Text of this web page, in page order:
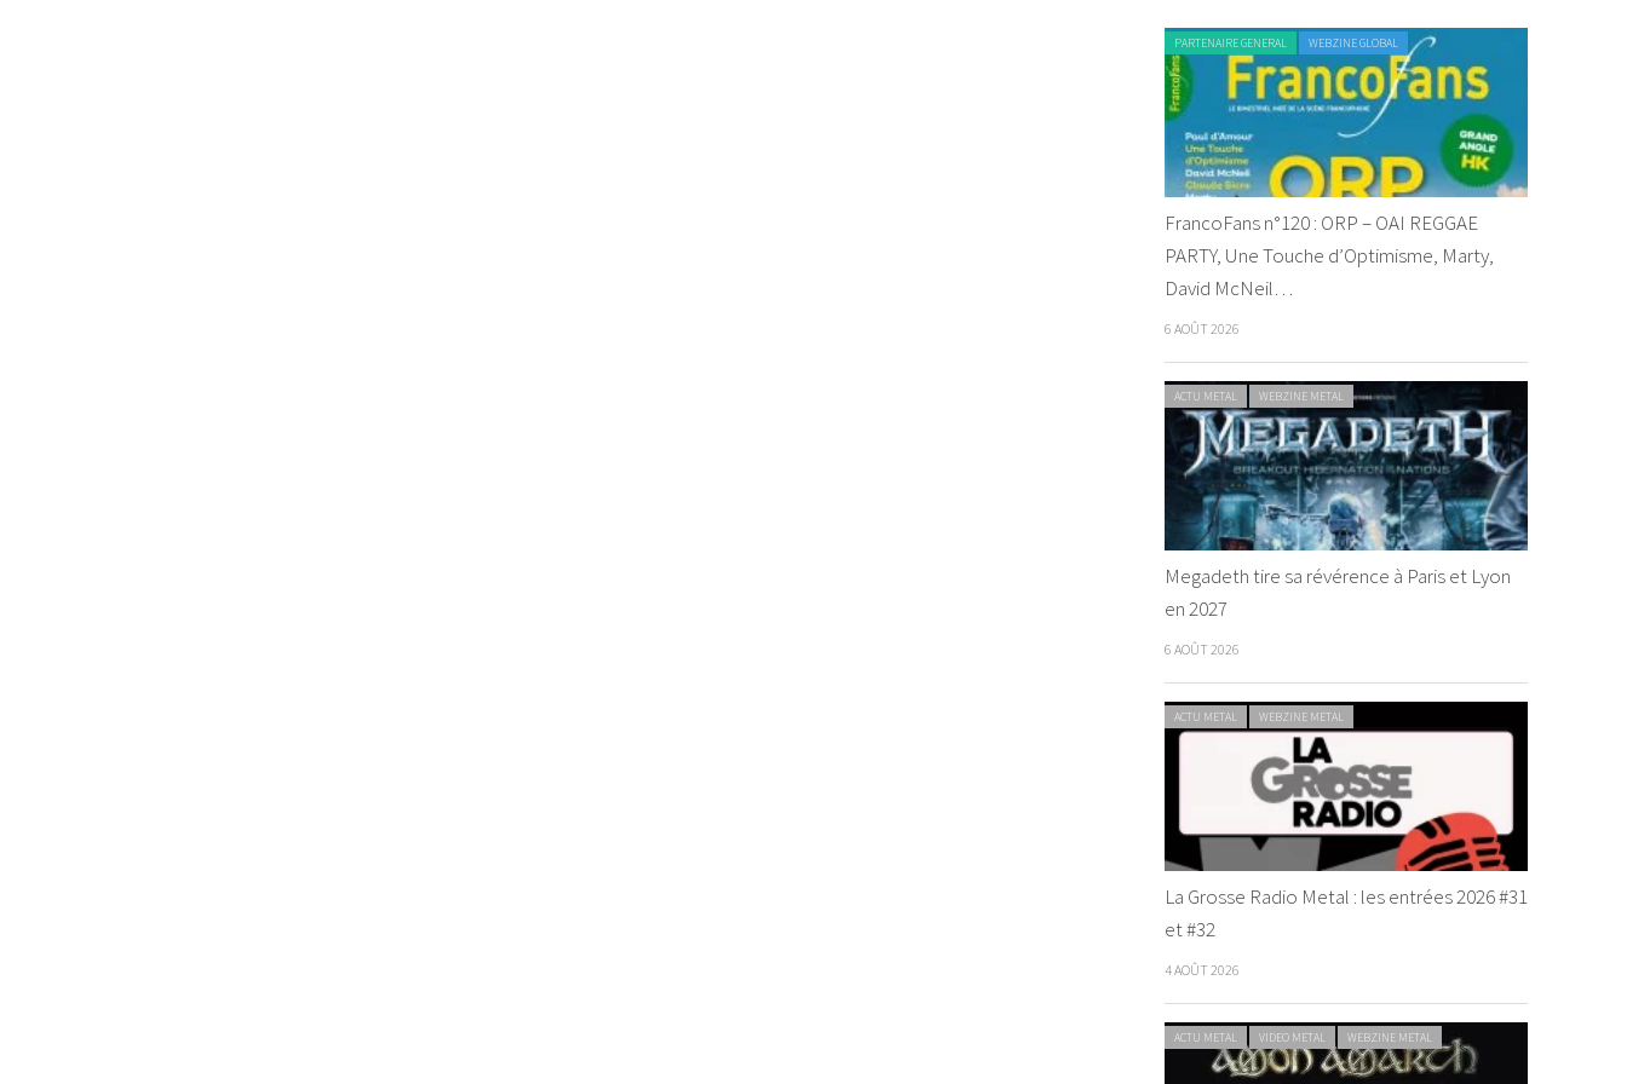
PARTENAIRE GENERAL WEBZINE GLOBAL
FrancoFans n°120 : ORP – OAI REGGAE
PARTY, Une Touche d’Optimisme, Marty,
David McNeil…
6 AOÛT 2026
ACTU METAL WEBZINE METAL
Megadeth tire sa révérence à Paris et Lyon
en 2027
6 AOÛT 2026
ACTU METAL WEBZINE METAL
La Grosse Radio Metal : les entrées 2026 #31
et #32
4 AOÛT 2026
ACTU METAL VIDEO METAL WEBZINE METAL